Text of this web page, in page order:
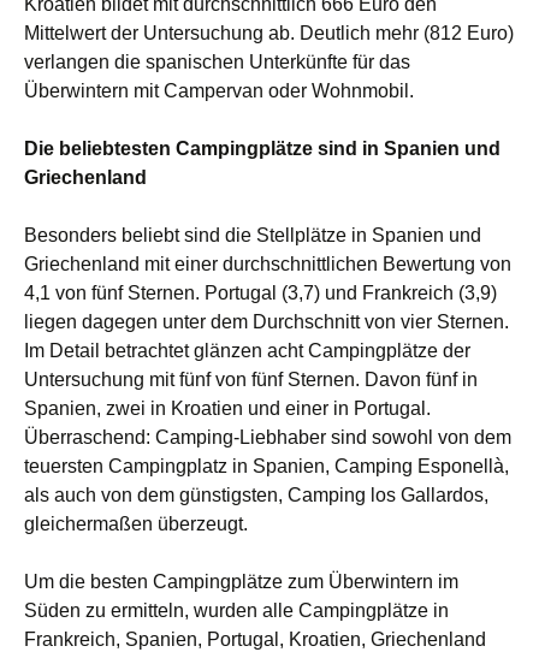
Kroatien bildet mit durchschnittlich 666 Euro den
Mittelwert der Untersuchung ab. Deutlich mehr (812 Euro)
verlangen die spanischen Unterkünfte für das
Überwintern mit Campervan oder Wohnmobil.
Die beliebtesten Campingplätze sind in Spanien und
Griechenland
Besonders beliebt sind die Stellplätze in Spanien und
Griechenland mit einer durchschnittlichen Bewertung von
4,1 von fünf Sternen. Portugal (3,7) und Frankreich (3,9)
liegen dagegen unter dem Durchschnitt von vier Sternen.
Im Detail betrachtet glänzen acht Campingplätze der
Untersuchung mit fünf von fünf Sternen. Davon fünf in
Spanien, zwei in Kroatien und einer in Portugal.
Überraschend: Camping-Liebhaber sind sowohl von dem
teuersten Campingplatz in Spanien, Camping Esponellà,
als auch von dem günstigsten, Camping los Gallardos,
gleichermaßen überzeugt.
Um die besten Campingplätze zum Überwintern im
Süden zu ermitteln, wurden alle Campingplätze in
Frankreich, Spanien, Portugal, Kroatien, Griechenland